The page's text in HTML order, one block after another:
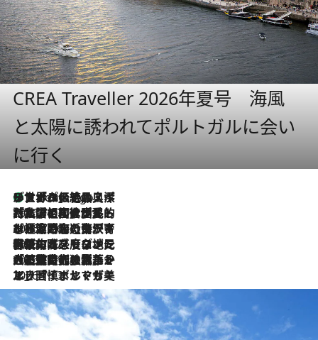
CREA Traveller 2026年夏号 海風
と太陽に誘われてポルトガルに会い
に行く
3 Hours Ago
リスボンの絶品スイーツ「パステル・デ・ナタ」とは？ポルトガル伝統の奥深い世界へ
2026.7.27
「私の祖国はポルトガル語です」国民的詩人フェルナンド・ペソアと、彼が愛した文学の街を歩く
2026.7.26
ポルトガル近海が育む極上の海の幸。キリリと冷えた白ワインと愉しむ、シーフード専門店の贅沢
2026.7.22
伝統の味をモダンに昇華。高感度な地元客が集う、リスボンの最旬ガストロノミー
2026.7.21
大航海時代の栄華から、震災、独裁、そして革命へ。ポルトガル・首都リスボンの石畳に刻まれた「歴史の光と影」
2026.7.13
エッセイ・ヤマザキマリ「慎ましくも美しき国 ポルトガル」